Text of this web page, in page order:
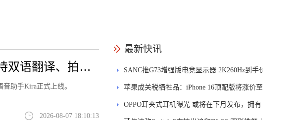
双语翻译、拍图
助手Kira正式上线。
2026-08-07 18:10:13
最新快讯
SANC推G73增强版电竞显示器 2K260Hz到手价
1049元
苹果成关税牺牲品：iPhone 16顶配版将涨价至
1.7万元
OPPO耳夹式耳机曝光 或将在下月发布，拥有